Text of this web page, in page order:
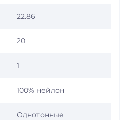
22.86
20
1
100% нейлон
Однотонные